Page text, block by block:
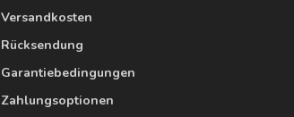
Versandkosten
Rücksendung
Garantiebedingungen
Zahlungsoptionen